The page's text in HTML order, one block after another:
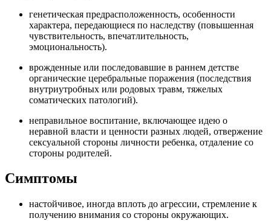
генетическая предрасположенность, особенности
характера, передающиеся по наследству (повышенная
чувствительность, впечатлительность,
эмоциональность).
врожденные или последовавшие в раннем детстве
органические церебральные поражения (последствия
внутриутробных или родовых травм, тяжелых
соматических патологий).
неправильное воспитание, включающее идею о
неравной власти и ценности разных людей, отвержение
сексуальной стороны личности ребенка, отдаление со
стороны родителей.
Симптомы
настойчивое, иногда вплоть до агрессии, стремление к
получению внимания со стороны окружающих.